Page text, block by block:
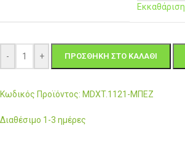
Εκκαθάριση
- + ΠΡΟΣΘΉΚΗ ΣΤΟ ΚΑΛΆΘΙ
Κωδικός Προϊόντος: MDXT.1121-ΜΠΕΖ
Διαθέσιμο 1-3 ημέρες